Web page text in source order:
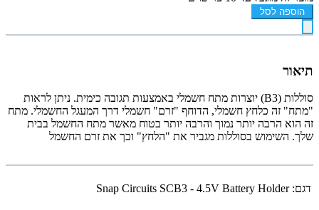
הוספה לסל
תיאור
סוללות (B3) יוצרות מתח חשמלי באמצעות תגובה כימית. ניתן לראות
"מתח" זה כלחץ חשמלי, הדוחף "זרם" חשמלי דרך המעגל החשמלי. מתח
זה הוא הרבה יותר נמוך והרבה יותר בטוח מאשר מתח החשמל בבית
שלך. השימוש בסוללות מגביר את "הלחץ" וכך את זרם החשמל
דגם: Snap Circuits SCB3 - 4.5V Battery Holder